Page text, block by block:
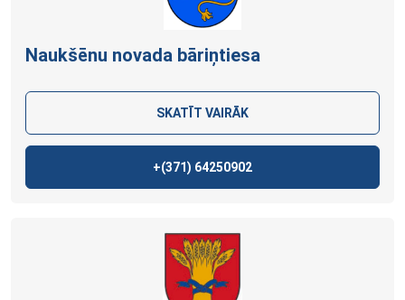
Naukšēnu novada bāriņtiesa
SKATĪT VAIRĀK
+(371) 64250902